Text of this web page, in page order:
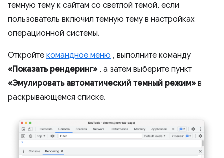
темную тему к сайтам со светлой темой, если
пользователь включил темную тему в настройках
операционной системы.
Откройте командное меню , выполните команду
«Показать рендеринг» , а затем выберите пункт
«Эмулировать автоматический темный режим» в
раскрывающемся списке.